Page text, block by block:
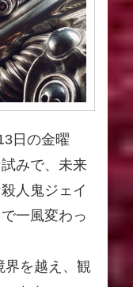
日の金曜
みで、未来
人鬼ジェイ
一風変わっ
界を越え、観